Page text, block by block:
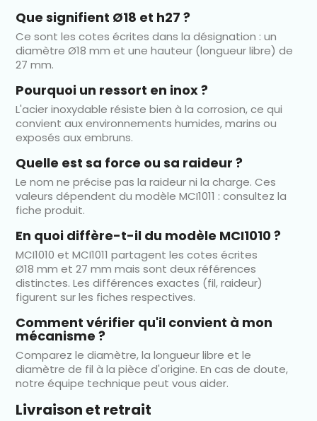
Que signifient Ø18 et h27 ?
Ce sont les cotes écrites dans la désignation : un
diamètre Ø18 mm et une hauteur (longueur libre) de
27 mm.
Pourquoi un ressort en inox ?
L'acier inoxydable résiste bien à la corrosion, ce qui
convient aux environnements humides, marins ou
exposés aux embruns.
Quelle est sa force ou sa raideur ?
Le nom ne précise pas la raideur ni la charge. Ces
valeurs dépendent du modèle MCI1011 : consultez la
fiche produit.
En quoi diffère-t-il du modèle MCI1010 ?
MCI1010 et MCI1011 partagent les cotes écrites
Ø18 mm et 27 mm mais sont deux références
distinctes. Les différences exactes (fil, raideur)
figurent sur les fiches respectives.
Comment vérifier qu'il convient à mon
mécanisme ?
Comparez le diamètre, la longueur libre et le
diamètre de fil à la pièce d'origine. En cas de doute,
notre équipe technique peut vous aider.
Livraison et retrait